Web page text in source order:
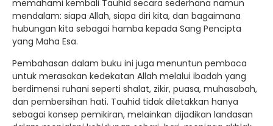
memahami kembali Tauhid secara sederhana namun
mendalam: siapa Allah, siapa diri kita, dan bagaimana
hubungan kita sebagai hamba kepada Sang Pencipta
yang Maha Esa.
Pembahasan dalam buku ini juga menuntun pembaca
untuk merasakan kedekatan Allah melalui ibadah yang
berdimensi ruhani seperti shalat, zikir, puasa, muhasabah,
dan pembersihan hati. Tauhid tidak diletakkan hanya
sebagai konsep pemikiran, melainkan dijadikan landasan